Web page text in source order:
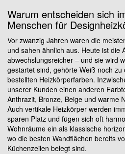
Warum entscheiden sich
Menschen für
Vor zwanzig Jahren waren die
und sahen ähnlich aus. Heute ist die
abwechslungsreicher – und sie wird
gestartet sind, gehörte Weiß noch zu
bestellten Heizkörperfarben.
unserer Kunden einen anderen
Anthrazit, Bronze, Beige und warme
Auch vertikale Heizkörper werden
sparen Platz und fügen sich oft
Wohnräume ein als klassische
wo die besten Wandflächen bereits
Küchenzeilen belegt sind.